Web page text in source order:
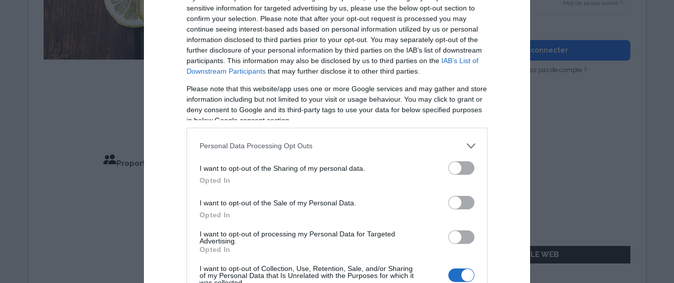
sensitive information for targeted advertising by us, please use the below opt-out section to
confirm your selection. Please note that after your opt-out request is processed you may
continue seeing interest-based ads based on personal information utilized by us or personal
information disclosed to third parties prior to your opt-out. You may separately opt-out of the
further disclosure of your personal information by third parties on the IAB’s list of downstream
participants. This information may also be disclosed by us to third parties on the IAB’s List of
Downstream Participants that may further disclose it to other third parties.
Please note that this website/app uses one or more Google services and may gather and store
information including but not limited to your visit or usage behaviour. You may click to grant or
deny consent to Google and its third-party tags to use your data for below specified purposes
in below Google consent section.
Personal Data Processing Opt Outs
I want to opt-out of the Sharing of my personal data.
Opted In
I want to opt-out of the Sale of my Personal Data.
Opted In
I want to opt-out of processing my Personal Data for Targeted
Advertising.
Opted In
I want to opt-out of Collection, Use, Retention, Sale, and/or Sharing
of my Personal Data that Is Unrelated with the Purposes for which it
Crédit Photo : © Moulinex®
Proportions pour 4 Personnes
Temps de Cuisson 20 Minutes
Mot de passe oublié ?
Se souvenir de moi
Se connecter
Vous n'avez pas de compte ?
AILLEURS SUR LE WEB